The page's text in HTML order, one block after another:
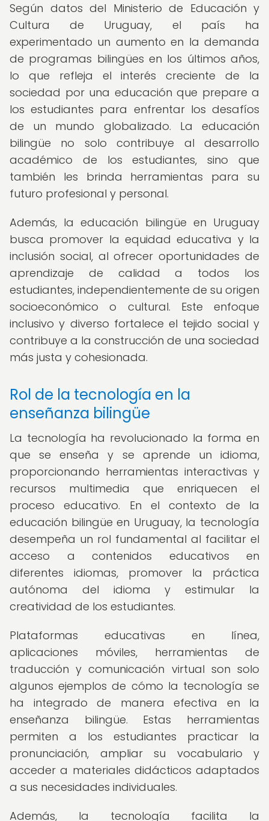
Según datos del Ministerio de Educación y
Cultura de Uruguay, el país ha
experimentado un aumento en la demanda
de programas bilingües en los últimos años,
lo que refleja el interés creciente de la
sociedad por una educación que prepare a
los estudiantes para enfrentar los desafíos
de un mundo globalizado. La educación
bilingüe no solo contribuye al desarrollo
académico de los estudiantes, sino que
también les brinda herramientas para su
futuro profesional y personal.
Además, la educación bilingüe en Uruguay
busca promover la equidad educativa y la
inclusión social, al ofrecer oportunidades de
aprendizaje de calidad a todos los
estudiantes, independientemente de su origen
socioeconómico o cultural. Este enfoque
inclusivo y diverso fortalece el tejido social y
contribuye a la construcción de una sociedad
más justa y cohesionada.
Rol de la tecnología en la
enseñanza bilingüe
La tecnología ha revolucionado la forma en
que se enseña y se aprende un idioma,
proporcionando herramientas interactivas y
recursos multimedia que enriquecen el
proceso educativo. En el contexto de la
educación bilingüe en Uruguay, la tecnología
desempeña un rol fundamental al facilitar el
acceso a contenidos educativos en
diferentes idiomas, promover la práctica
autónoma del idioma y estimular la
creatividad de los estudiantes.
Plataformas educativas en línea,
aplicaciones móviles, herramientas de
traducción y comunicación virtual son solo
algunos ejemplos de cómo la tecnología se
ha integrado de manera efectiva en la
enseñanza bilingüe. Estas herramientas
permiten a los estudiantes practicar la
pronunciación, ampliar su vocabulario y
acceder a materiales didácticos adaptados
a sus necesidades individuales.
Además, la tecnología facilita la